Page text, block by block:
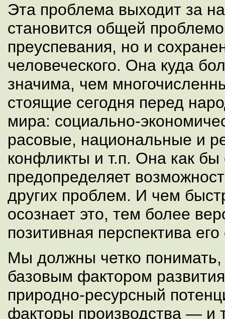
Эта проблема выходит за
становится общей
преуспевания, но и
человеческого. Она куда
значима, чем
стоящие сегодня перед
мира: социально-
расовые, национальные и
конфликты и т.п. Она как
предопределяет
других проблем. И чем
осознает это, тем более
позитивная перспектива
Мы должны четко
базовым фактором
природно-ресурсный
факторы производства — и